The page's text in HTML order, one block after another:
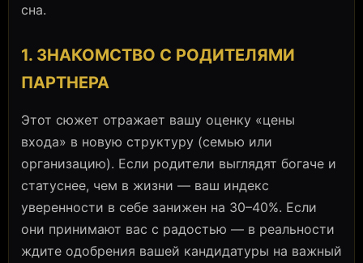
сна.
1. ЗНАКОМСТВО С РОДИТЕЛЯМИ
ПАРТНЕРА
Этот сюжет отражает вашу оценку «цены
входа» в новую структуру (семью или
организацию). Если родители выглядят богаче и
статуснее, чем в жизни — ваш индекс
уверенности в себе занижен на 30–40%. Если
они принимают вас с радостью — в реальности
ждите одобрения вашей кандидатуры на важный